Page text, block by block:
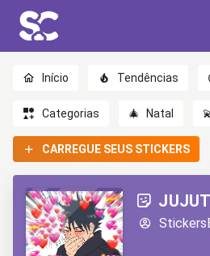
Início Tendências
Categorias 🎄 Natal
CARREGUE SEUS STICKERS